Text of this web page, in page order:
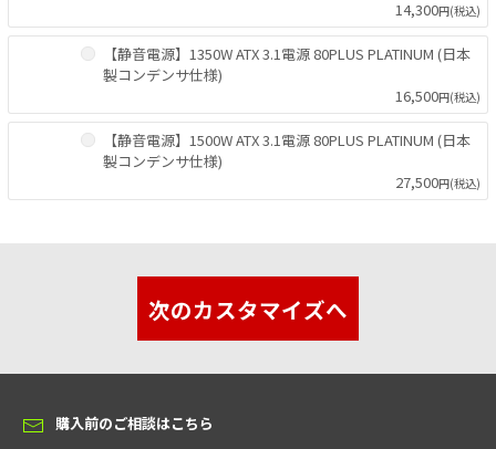
14,300円(税込)
【静音電源】1350W ATX 3.1電源 80PLUS PLATINUM (日本
製コンデンサ仕様)
16,500円(税込)
【静音電源】1500W ATX 3.1電源 80PLUS PLATINUM (日本
製コンデンサ仕様)
27,500円(税込)
次のカスタマイズへ
購入前のご相談はこちら